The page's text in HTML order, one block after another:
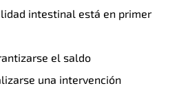
intestinal está en primer
el saldo
una intervención